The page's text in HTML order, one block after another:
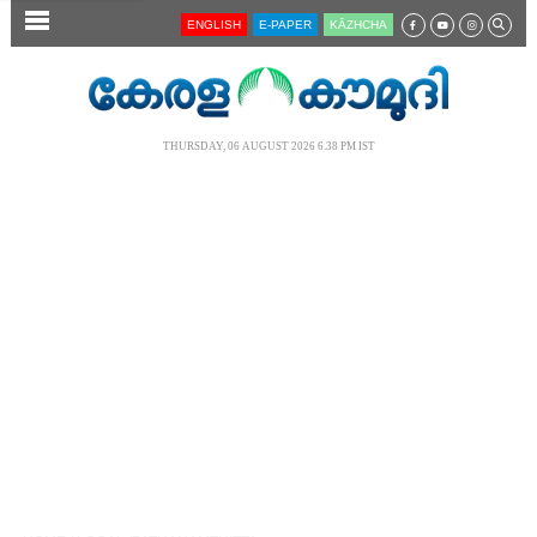
SECTIONS ENGLISH E-PAPER KĀZHCHA
THURSDAY, 06 AUGUST 2026 6.38 PM IST